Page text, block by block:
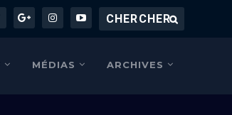
MÉDIAS ARCHIVES